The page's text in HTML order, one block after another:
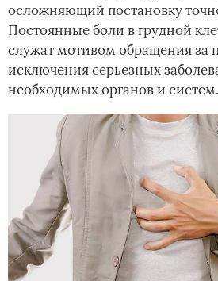
осложняющий постановку
Постоянные боли в грудной
служат мотивом обращения
исключения серьезных
необходимых органов и систем.